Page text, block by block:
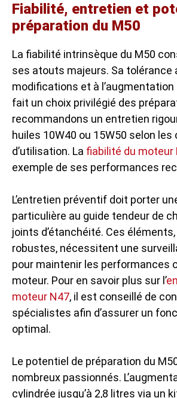
Fiabilité, entretien et
préparation du M50
La fiabilité intrinsèque du M50
ses atouts majeurs. Sa tolérance
modifications et à l’augmentation
fait un choix privilégié des
recommandons un entretien
huiles 10W40 ou 15W50 selon
d’utilisation. La fiabilité du moteur
exemple de ses performances
L’entretien préventif doit porter
particulière au guide tendeur de
joints d’étanchéité. Ces
robustes, nécessitent une
pour maintenir les performances
moteur. Pour en savoir plus sur l’
moteur N47, il est conseillé de
spécialistes afin d’assurer un
optimal.
Le potentiel de préparation du
nombreux passionnés.
cylindrée jusqu’à 2,8 litres via un